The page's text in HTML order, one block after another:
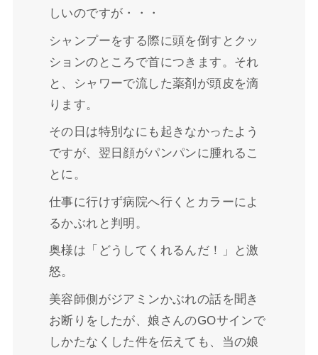
しいのですが・・・
シャンプーをする際に頭を倒すとクッ
ションのところで首につきます。それ
と、シャワーで流した薬剤が頭皮を滴
ります。
その日は特別なにも起きなかったよう
ですが、翌日顔がパンパンに腫れるこ
とに。
仕事に行けず病院へ行くとカラーによ
るかぶれと判明。
奥様は「どうしてくれるんだ！」と激
怒。
美容師側がジアミンかぶれの話を聞き
お断りをしたが、娘さんのGOサインで
しかたなくした件を伝えても、当の娘